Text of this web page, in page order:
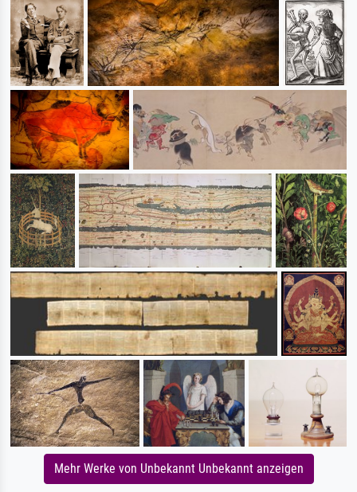
Mehr Werke von Unbekannt Unbekannt anzeigen